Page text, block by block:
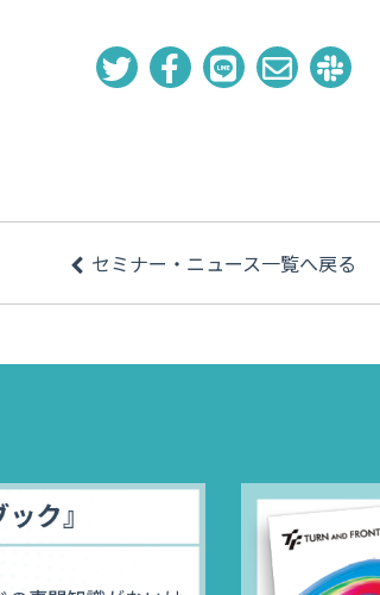
セミナー・ニュース一覧へ戻る